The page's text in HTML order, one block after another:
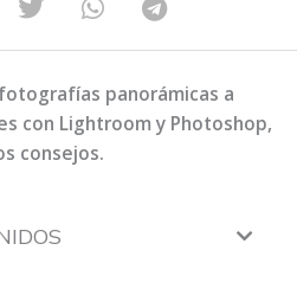
panorámicas a
con Lightroom y Photoshop,
consejos.